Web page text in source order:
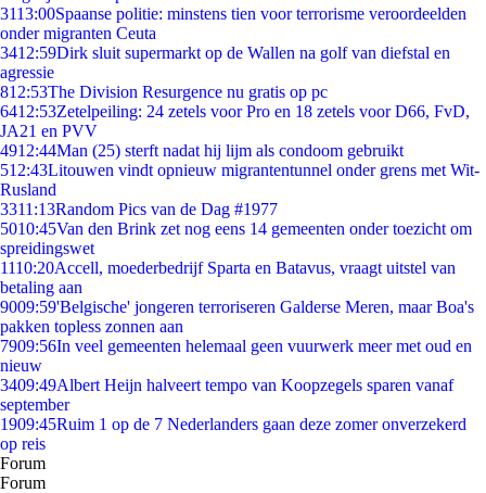
3113:00Spaanse politie: minstens tien voor terrorisme veroordeelden
onder migranten Ceuta
3412:59Dirk sluit supermarkt op de Wallen na golf van diefstal en
agressie
812:53The Division Resurgence nu gratis op pc
6412:53Zetelpeiling: 24 zetels voor Pro en 18 zetels voor D66, FvD,
JA21 en PVV
4912:44Man (25) sterft nadat hij lijm als condoom gebruikt
512:43Litouwen vindt opnieuw migrantentunnel onder grens met Wit-
Rusland
3311:13Random Pics van de Dag #1977
5010:45Van den Brink zet nog eens 14 gemeenten onder toezicht om
spreidingswet
1110:20Accell, moederbedrijf Sparta en Batavus, vraagt uitstel van
betaling aan
9009:59'Belgische' jongeren terroriseren Galderse Meren, maar Boa's
pakken topless zonnen aan
7909:56In veel gemeenten helemaal geen vuurwerk meer met oud en
nieuw
3409:49Albert Heijn halveert tempo van Koopzegels sparen vanaf
september
1909:45Ruim 1 op de 7 Nederlanders gaan deze zomer onverzekerd
op reis
Forum
Forum